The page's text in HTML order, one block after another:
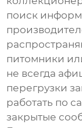
поиск
питомники
не всегда
перегрузки
работать по
закрытые